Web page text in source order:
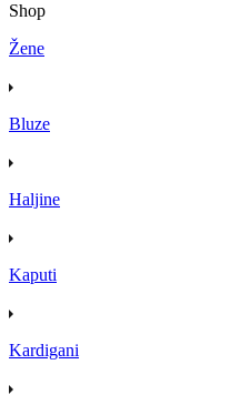
Shop
Žene
Bluze
Haljine
Kaputi
Kardigani